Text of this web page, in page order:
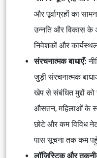
और पूर्वाग्रहों का
उन्नति और विकास के
निवेशकों और
संरचनात्मक बाधाएँ:
जुड़ी संरचनात्मक
खेप से संबंधित मुद्दों
औसतन, महिलाओं के
छोटे और कम विविध
पास सूचना तक कम
लॉजिस्टिक और